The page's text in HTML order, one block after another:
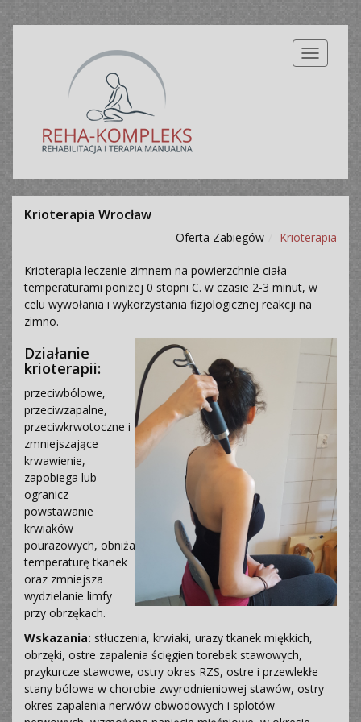
Krioterapia Wrocław
Oferta Zabiegów Krioterapia
Krioterapia leczenie zimnem na powierzchnie ciała
temperaturami poniżej 0 stopni C. w czasie 2-3 minut, w
celu wywołania i wykorzystania fizjologicznej reakcji na
zimno.
Działanie
krioterapii:
przeciwbólowe,
przeciwzapalne,
przeciwkrwotoczne i
zmniejszające
krwawienie,
zapobiega lub
ogranicz
powstawanie
krwiaków
pourazowych, obniża
temperaturę tkanek
oraz zmniejsza
wydzielanie limfy
przy obrzękach.
Wskazania: stłuczenia, krwiaki, urazy tkanek miękkich,
obrzęki, ostre zapalenia ścięgien torebek stawowych,
przykurcze stawowe, ostry okres RZS, ostre i przewlekłe
stany bólowe w chorobie zwyrodnieniowej stawów, ostry
okres zapalenia nerwów obwodowych i splotów